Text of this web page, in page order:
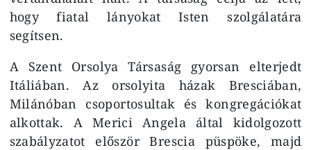
hogy fiatal lányokat Isten szolgálatára
segítsen.
A Szent Orsolya Társaság gyorsan elterjedt
Itáliában. Az orsolyita házak Bresciában,
Milánóban csoportosultak és kongregációkat
alkottak. A Merici Angela által kidolgozott
szabályzatot először Brescia püspöke, majd